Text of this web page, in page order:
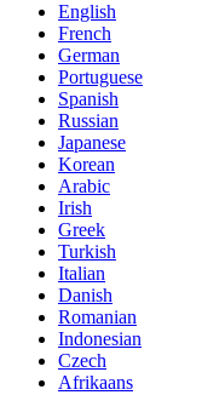
English
French
German
Portuguese
Spanish
Russian
Japanese
Korean
Arabic
Irish
Greek
Turkish
Italian
Danish
Romanian
Indonesian
Czech
Afrikaans